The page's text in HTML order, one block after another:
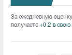
За ежедневную
получаете +0.2 в свою